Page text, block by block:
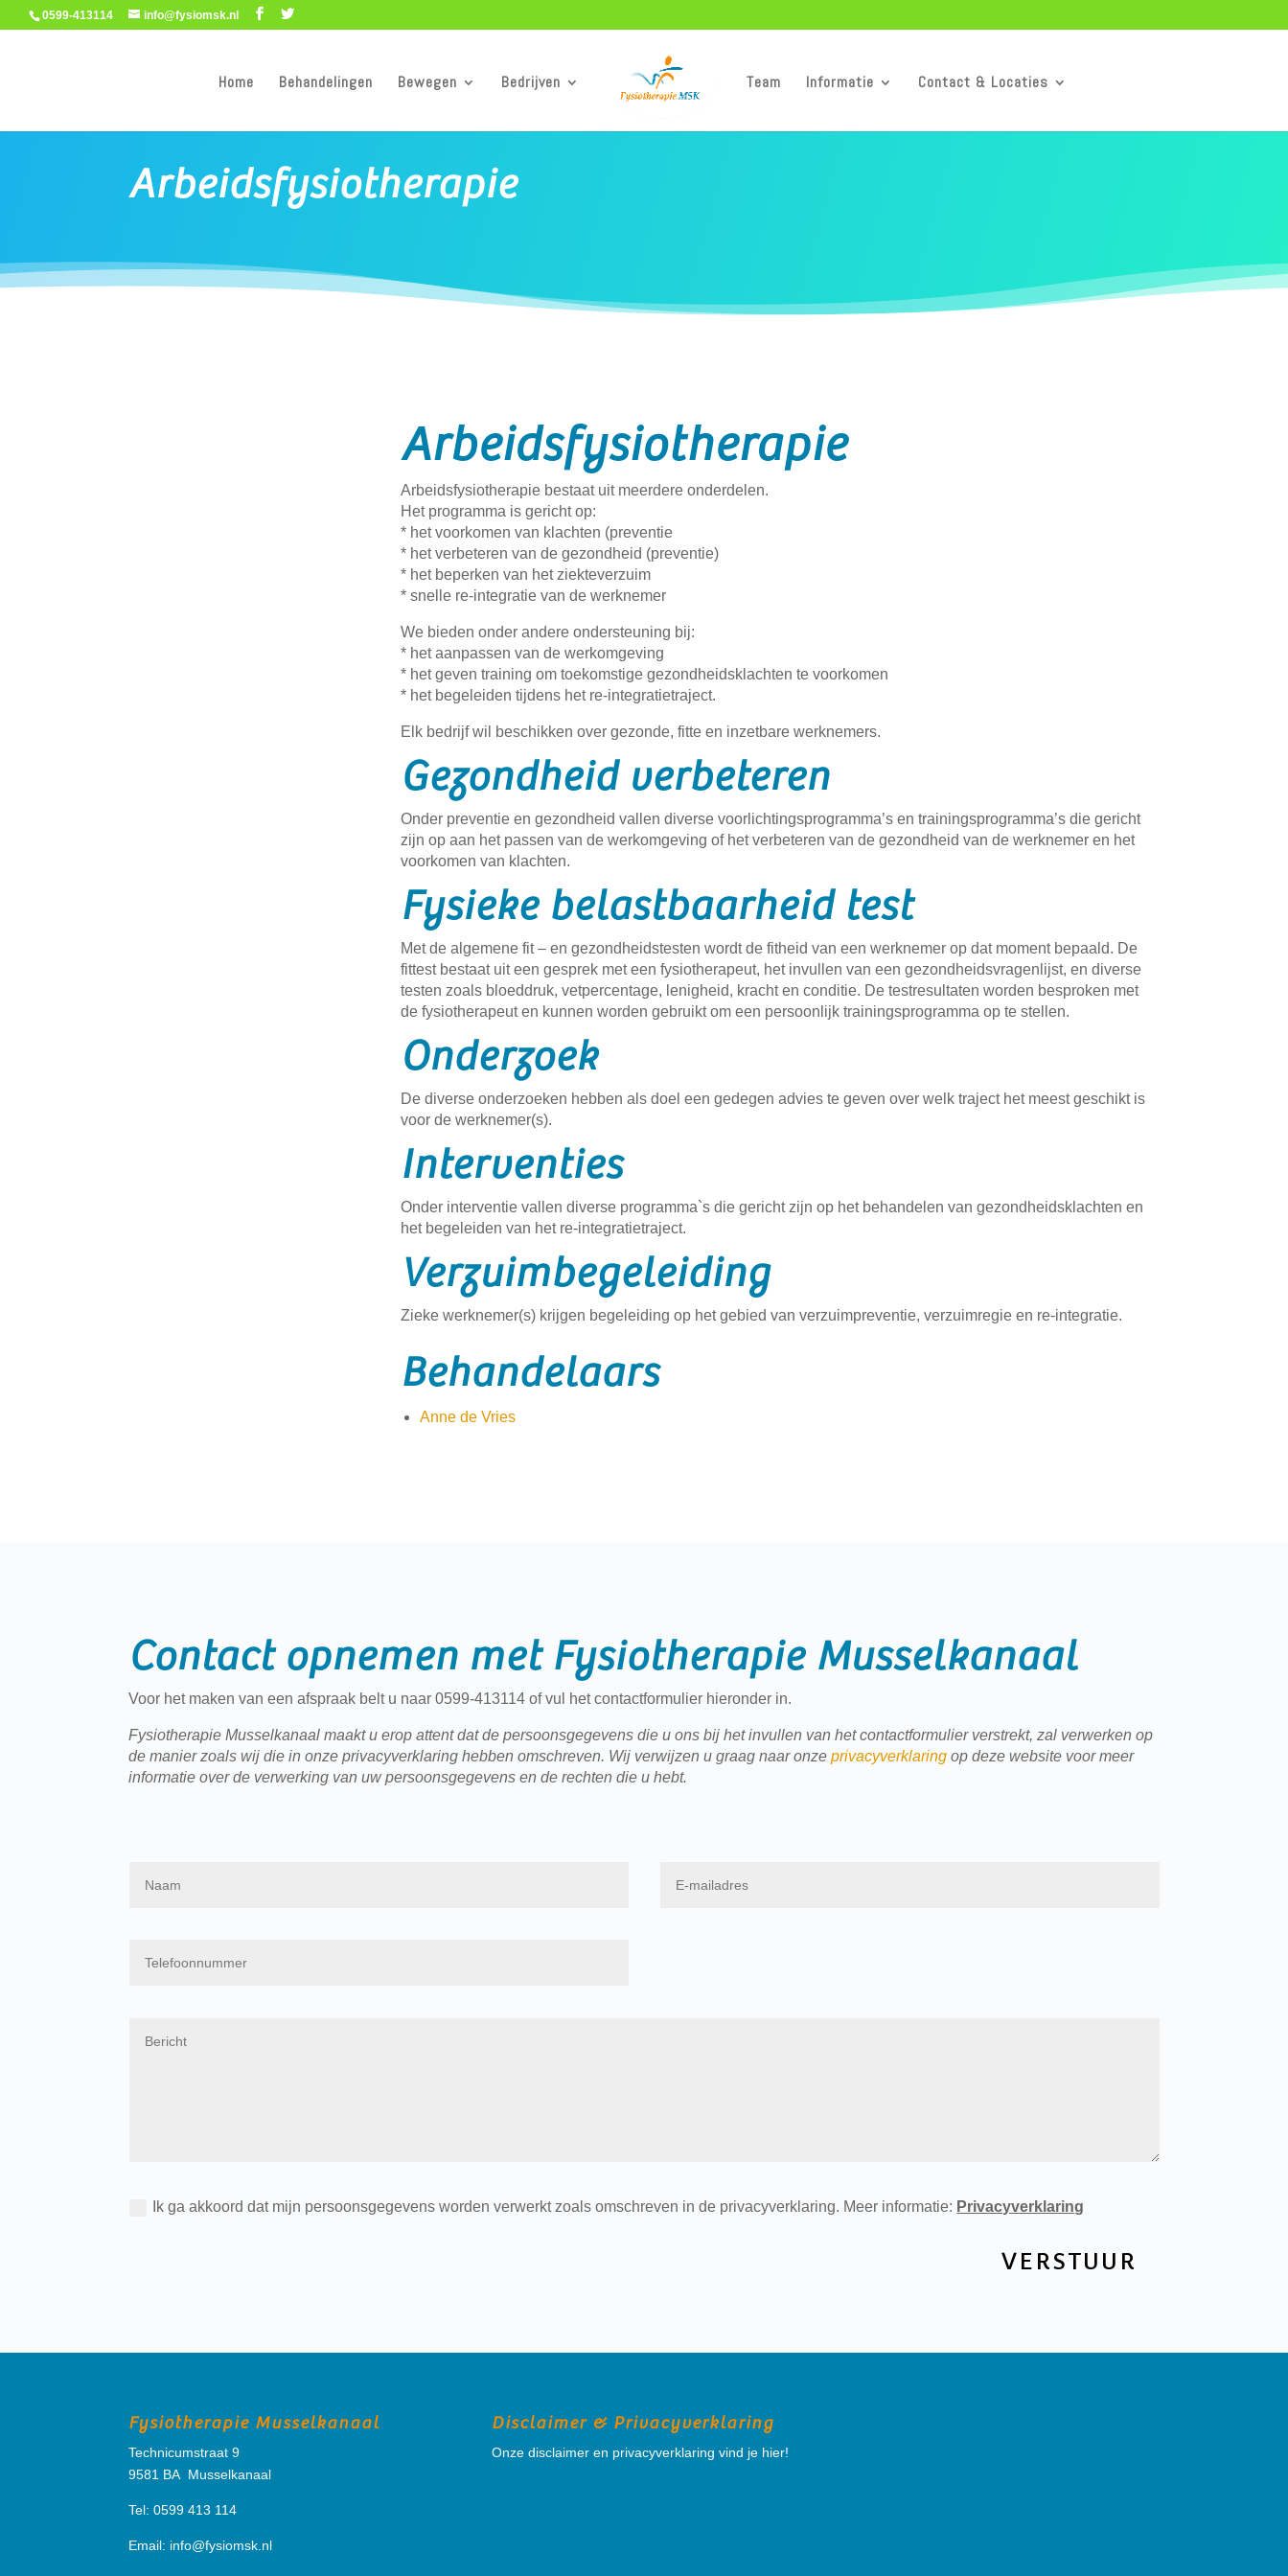
0599-413114 info@fysiomsk.nl
Home Behandelingen Bewegen Bedrijven Team Informatie Contact & Locaties
Arbeidsfysiotherapie
Arbeidsfysiotherapie
Arbeidsfysiotherapie bestaat uit meerdere onderdelen.
Het programma is gericht op:
* het voorkomen van klachten (preventie
* het verbeteren van de gezondheid (preventie)
* het beperken van het ziekteverzuim
* snelle re-integratie van de werknemer
We bieden onder andere ondersteuning bij:
* het aanpassen van de werkomgeving
* het geven training om toekomstige gezondheidsklachten te voorkomen
* het begeleiden tijdens het re-integratietraject.
Elk bedrijf wil beschikken over gezonde, fitte en inzetbare werknemers.
Gezondheid verbeteren
Onder preventie en gezondheid vallen diverse voorlichtingsprogramma’s en trainingsprogramma’s die gericht
zijn op aan het passen van de werkomgeving of het verbeteren van de gezondheid van de werknemer en het
voorkomen van klachten.
Fysieke belastbaarheid test
Met de algemene fit – en gezondheidstesten wordt de fitheid van een werknemer op dat moment bepaald. De
fittest bestaat uit een gesprek met een fysiotherapeut, het invullen van een gezondheidsvragenlijst, en diverse
testen zoals bloeddruk, vetpercentage, lenigheid, kracht en conditie. De testresultaten worden besproken met
de fysiotherapeut en kunnen worden gebruikt om een persoonlijk trainingsprogramma op te stellen.
Onderzoek
De diverse onderzoeken hebben als doel een gedegen advies te geven over welk traject het meest geschikt is
voor de werknemer(s).
Interventies
Onder interventie vallen diverse programma`s die gericht zijn op het behandelen van gezondheidsklachten en
het begeleiden van het re-integratietraject.
Verzuimbegeleiding
Zieke werknemer(s) krijgen begeleiding op het gebied van verzuimpreventie, verzuimregie en re-integratie.
Behandelaars
Anne de Vries
Contact opnemen met Fysiotherapie Musselkanaal
Voor het maken van een afspraak belt u naar 0599-413114 of vul het contactformulier hieronder in.
Fysiotherapie Musselkanaal maakt u erop attent dat de persoonsgegevens die u ons bij het invullen van het contactformulier verstrekt, zal verwerken op
de manier zoals wij die in onze privacyverklaring hebben omschreven. Wij verwijzen u graag naar onzeprivacyverklaring op deze website voor meer
informatie over de verwerking van uw persoonsgegevens en de rechten die u hebt.
Ik ga akkoord dat mijn persoonsgegevens worden verwerkt zoals omschreven in de privacyverklaring. Meer informatie: Privacyverklaring
VERSTUUR
Fysiotherapie Musselkanaal
Technicumstraat 9
9581 BA Musselkanaal
Tel: 0599 413 114
Email: info@fysiomsk.nl
Disclaimer & Privacyverklaring
Onze disclaimer en privacyverklaring vind je hier!